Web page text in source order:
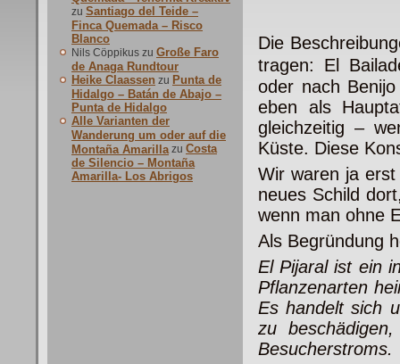
zu Santiago del Teide –
Finca Quemada – Risco
Blanco
Nils Cöppikus zu Große Faro
de Anaga Rundtour
Heike Claassen zu Punta de
Hidalgo – Batán de Abajo –
Punta de Hidalgo
Alle Varianten der
Wanderung um oder auf die
Montaña Amarilla zu Costa
de Silencio – Montaña
Amarilla- Los Abrigos
Die
tragen: El
oder nach
eben als
gleichzeitig –
Küste. Diese
Wir waren ja
neues Schild
wenn man ohne
Als Begründung
El Pijaral ist ein
Pflanzenarten
Es handelt sich
zu
Besucherstroms.